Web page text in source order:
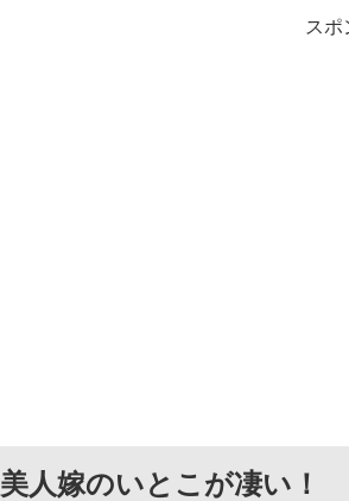
スポ
美人嫁のいとこが凄い！